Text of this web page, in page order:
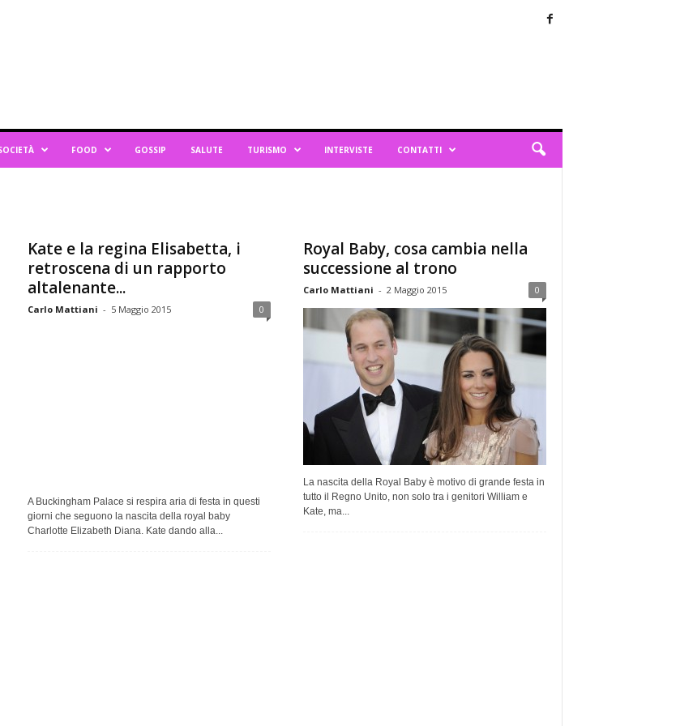
FOOD GOSSIP SALUTE TURISMO INTERVISTE CONTATTI
Kate e la regina Elisabetta, i
retroscena di un rapporto
altalenante...
Carlo Mattiani - 5 Maggio 2015 0
A Buckingham Palace si respira aria di festa in questi
giorni che seguono la nascita della royal baby
Charlotte Elizabeth Diana. Kate dando alla...
Royal Baby, cosa cambia nella
successione al trono
Carlo Mattiani - 2 Maggio 2015 0
La nascita della Royal Baby è motivo di grande festa in
tutto il Regno Unito, non solo tra i genitori William e
Kate, ma...